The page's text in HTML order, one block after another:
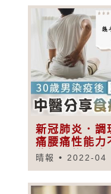
新冠肺炎．調
痛腰痛性能力
位調理後遺症
晴報 2022-04